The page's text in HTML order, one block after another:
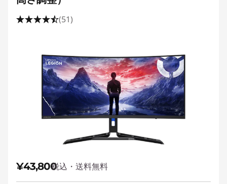
(51)
¥43,800税込・送料無料